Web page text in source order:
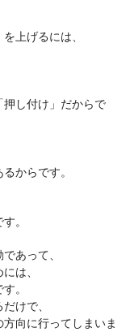
上げるには、
し付け」だからで
からです。
。
あって、
は、
。
けで、
向に行ってしまいま